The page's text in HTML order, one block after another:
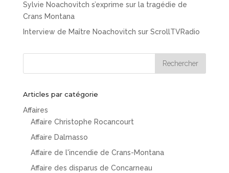
Sylvie Noachovitch s’exprime sur la tragédie de
Crans Montana
Interview de Maître Noachovitch sur ScrollTVRadio
Articles par catégorie
Affaires
Affaire Christophe Rocancourt
Affaire Dalmasso
Affaire de l'incendie de Crans-Montana
Affaire des disparus de Concarneau